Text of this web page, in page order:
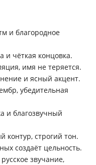
и благородное
и чёткая концовка.
имя не теряется.
и ясный акцент.
убедительная
и благозвучный
контур, строгий тон.
создаёт цельность.
звучание,